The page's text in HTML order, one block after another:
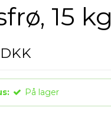
15 kg
På lager